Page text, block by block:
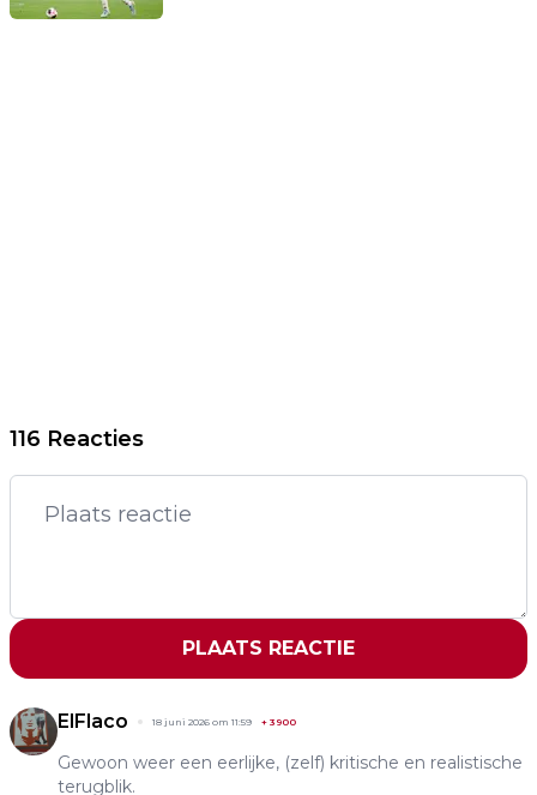
116 Reacties
PLAATS REACTIE
ElFlaco 18 juni 2026 om 11:59 + 3900
Gewoon weer een eerlijke, (zelf) kritische en realistische
terugblik.